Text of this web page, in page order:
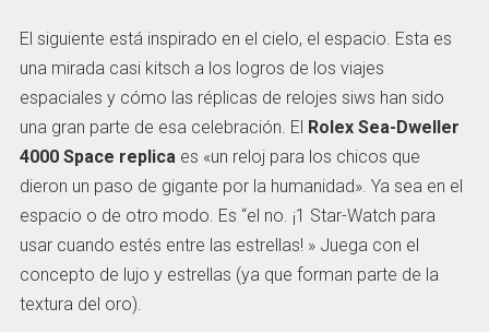
El siguiente está inspirado en el cielo, el espacio. Esta es
una mirada casi kitsch a los logros de los viajes
espaciales y cómo las réplicas de relojes siws han sido
una gran parte de esa celebración. El Rolex Sea-Dweller
4000 Space replica es «un reloj para los chicos que
dieron un paso de gigante por la humanidad». Ya sea en el
espacio o de otro modo. Es “el no. ¡1 Star-Watch para
usar cuando estés entre las estrellas! » Juega con el
concepto de lujo y estrellas (ya que forman parte de la
textura del oro).